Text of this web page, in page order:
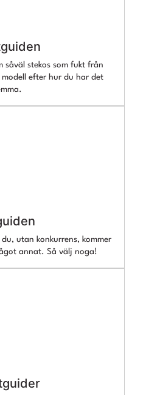
såväl stekos som fukt från
efter hur du har det
utan konkurrens, kommer
annat. Så välj noga!